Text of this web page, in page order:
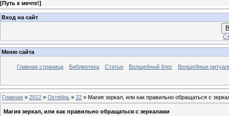
[Путь к мечте!]
Вход на сайт
Меню сайта
Главная страница Библиотека Статьи Волшебный блог Волшебные
Главная » 2012 » Октябрь » 22 » Магия зеркал, или как правильно обращаться с
Магия зеркал, или как правильно обращаться с зеркалами